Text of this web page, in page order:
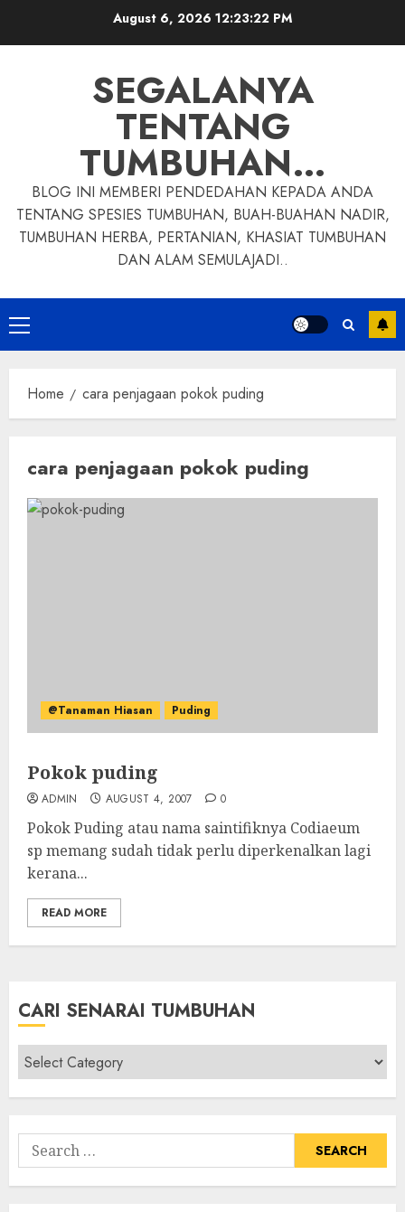
August 6, 2026 12:23:23 PM
SEGALANYA
TENTANG
TUMBUHAN…
BLOG INI MEMBERI PENDEDAHAN KEPADA ANDA
TENTANG SPESIES TUMBUHAN, BUAH-BUAHAN NADIR,
TUMBUHAN HERBA, PERTANIAN, KHASIAT TUMBUHAN
DAN ALAM SEMULAJADI..
Primary
Menu
Home cara penjagaan pokok puding
cara penjagaan pokok puding
@Tanaman Hiasan Puding
Pokok puding
ADMIN AUGUST 4, 2007 0
Pokok Puding atau nama saintifiknya Codiaeum
sp memang sudah tidak perlu diperkenalkan lagi
kerana...
READ MORE
CARI SENARAI TUMBUHAN
Cari
Senarai
Tumbuhan
Search
for: